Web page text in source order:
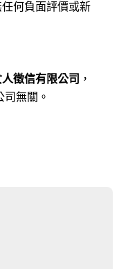
何負面評價或新
人徵信有限公司 ，
無關。